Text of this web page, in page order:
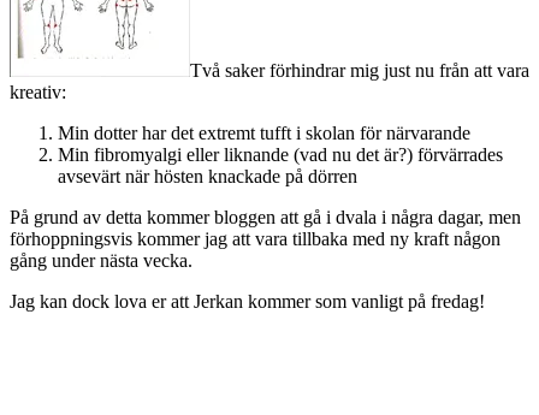
Två saker förhindrar mig just nu från att vara
kreativ:
Min dotter har det extremt tufft i skolan för närvarande
Min fibromyalgi eller liknande (vad nu det är?) förvärrades
avsevärt när hösten knackade på dörren
På grund av detta kommer bloggen att gå i dvala i några dagar, men
förhoppningsvis kommer jag att vara tillbaka med ny kraft någon
gång under nästa vecka.
Jag kan dock lova er att Jerkan kommer som vanligt på fredag!